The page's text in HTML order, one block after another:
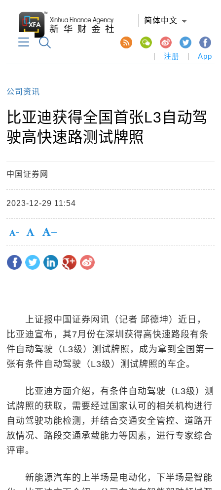
简体中文
注册 App
公司资讯
比亚迪获得全国首张L3自动驾
驶高快速路测试牌照
中国证券网
2023-12-29 11:54
上证报中国证券网讯（记者 邱德坤）近日，
比亚迪宣布，其7月份在深圳获得高快速路段有条
件自动驾驶（L3级）测试牌照，成为拿到全国第一
张有条件自动驾驶（L3级）测试牌照的车企。
比亚迪方面介绍，有条件自动驾驶（L3级）测
试牌照的获取，需要经过国家认可的相关机构进行
自动驾驶功能检测，并结合交通安全管控、道路开
放情况、路段交通承载能力等因素，进行专家综合
评审。
新能源汽车的上半场是电动化，下半场是智能